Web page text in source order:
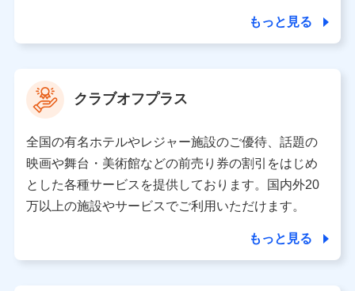
当社は利用目的の達成に必要な範囲内において個人情報
の取り扱いの全部または一部を委託する場合がありま
す。
個人データの共同利用
当社は株式会社NTTドコモとの間で、以下のとおり個
人データを共同利用します。
もっと見る
クラブオフプラス
全国の有名ホテルやレジャー施設のご優待、話題の
映画や舞台・美術館などの前売り券の割引をはじめ
とした各種サービスを提供しております。国内外20
万以上の施設やサービスでご利用いただけます。
もっと見る